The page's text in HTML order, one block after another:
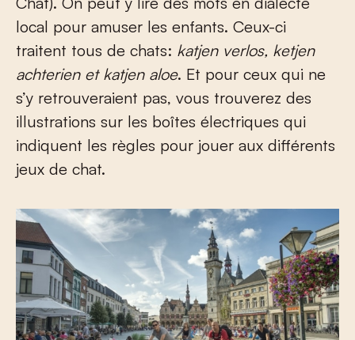
local pour amuser les enfants. Ceux-ci
traitent tous de chats: katjen verlos, ketjen
achterien et katjen aloe. Et pour ceux qui ne
s’y retrouveraient pas, vous trouverez des
illustrations sur les boîtes électriques qui
indiquent les règles pour jouer aux différents
jeux de chat.